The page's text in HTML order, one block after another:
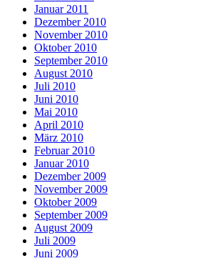
Januar 2011
Dezember 2010
November 2010
Oktober 2010
September 2010
August 2010
Juli 2010
Juni 2010
Mai 2010
April 2010
März 2010
Februar 2010
Januar 2010
Dezember 2009
November 2009
Oktober 2009
September 2009
August 2009
Juli 2009
Juni 2009